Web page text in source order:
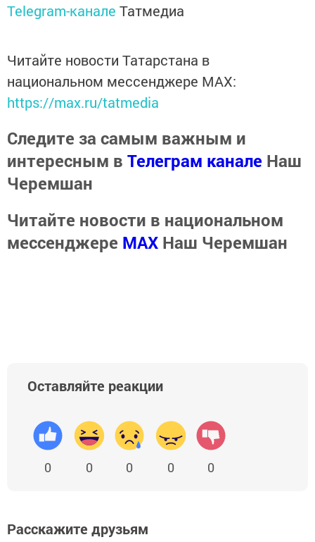
Telegram-канале Татмедиа
Читайте новости Татарстана в
национальном мессенджере MАХ:
https://max.ru/tatmedia
Следите за самым важным и
интересным в Телеграм канале Наш
Черемшан
Читайте новости в национальном
мессенджере MАХ Наш Черемшан
Оставляйте реакции
0 0 0 0 0
Расскажите друзьям